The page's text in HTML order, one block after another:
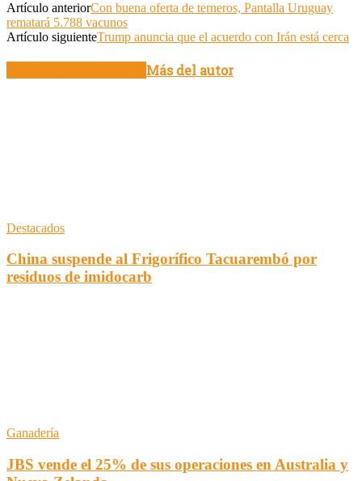
Artículo anteriorCon buena oferta de terneros, Pantalla Uruguay
rematará 5.788 vacunos
Artículo siguienteTrump anuncia que el acuerdo con Irán está cerca
Más del autor
Destacados
China suspende al Frigorífico Tacuarembó por
residuos de imidocarb
Ganadería
JBS vende el 25% de sus operaciones en Australia y